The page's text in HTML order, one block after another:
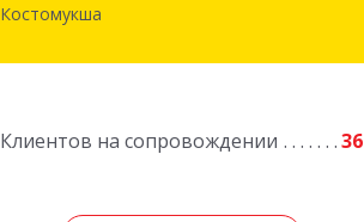
Костомукша
Клиентов на сопровождении 36